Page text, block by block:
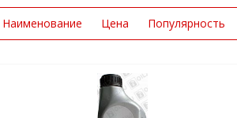
Наименование Цена Популярность